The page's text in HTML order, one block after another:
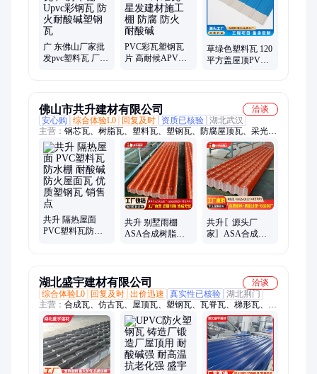
广 东佛山厂家批
发pvc塑料瓦 厂房
PVC彩瓦塑钢瓦
片 高耐候APVC
草绿色塑料瓦 120
平方盖屋顶PVC
佛山市共升建材有限公司
洽谈
安心购
综合体验L0 回复及时 资质已核验 湖北武汉
主营： 钢芯瓦、树脂瓦、塑料瓦、塑钢瓦、防腐屋顶瓦、采光
瓦、透明瓦、pvc瓦、天沟、水槽、种植槽、玻璃钢瓦、玻璃纤
维瓦、屋面瓦、彩石瓦、塑料一体瓦、ASA合成树脂瓦、pc阳光
板、耐力板、pc透明瓦、pvc中空瓦、厂房瓦、隔热屋面瓦、胶
瓦、排水槽、采光天幕
共升 隔热屋面
PVC塑料瓦防水
共升 别墅雨棚
ASA合成树脂瓦
共升〖源头厂
家〗ASA合成树
湖北盛宇建材有限公司
洽谈
综合体验L0
回复及时 出价迅速 真实性已核验 湖北荆门
主营： 合成瓦、仿古瓦、屋顶瓦、塑钢瓦、瓦脊瓦、梯形瓦、屋
檐瓦、树脂瓦、采光瓦、琉璃瓦、塑料瓦、养殖大棚、屋檐装饰
瓦、中式建筑瓦、仿古一体瓦、隔热塑胶瓦、塑料滴水瓦、塑料
围墙瓦、马头墙盖帽瓦、复古装饰瓦片、屋檐隔热装饰瓦、别墅
彩色波浪瓦、阻燃塑胶屋面瓦、屋顶塑料一体瓦、彩色塑胶波浪
瓦、彩石金属瓦